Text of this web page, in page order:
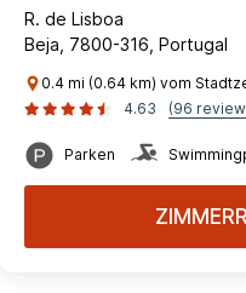
R. de Lisboa
Beja, 7800-316, Portugal
0.4 mi (0.64 km) vom
4.63
(96
Parken